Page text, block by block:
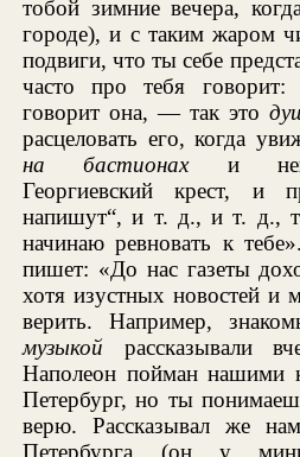
тобой зимние вечера,
городе), и с таким жаром
подвиги, что ты себе
часто про тебя
говорит она, — так это
расцеловать его, когда
на бастионахи
Георгиевский крест, и
напишут“, и т. д., и т. д.,
начинаю ревновать к
пишет: «До нас газеты
хотя изустных новостей и
верить. Например,
музыкой рассказывали
Наполеон пойман нашими
Петербург, но ты
верю. Рассказывал же
Петербурга (он у